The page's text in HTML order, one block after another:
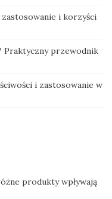
zastosowanie i korzyści
Praktyczny przewodnik
i zastosowanie w
produkty wpływają